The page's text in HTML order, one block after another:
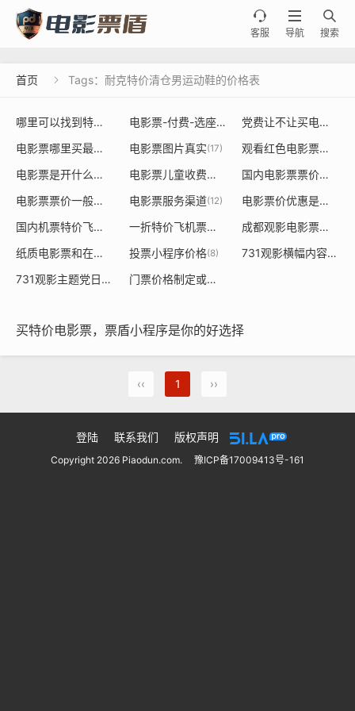

搜索

导航

客服
首页  Tags：耐克特价清仓男运动鞋的价格表
哪里可以找到特价电影票或者餐饮票的源头 (36)
电影票-付费-选座
(20) 党费让不让买电影票
电影票哪里买最便宜 (18)电影票图片真实(17)
观看红色电影票是否能用党建经费使用
电影票是开什么发票大类是什么
(15) 电影票儿童收费标准 (14)
国内电影票票价定价制定规则
电影票票价一般多少钱一张
(13)
电影票服务渠道(12)
电影票价优惠是由谁决定的依据
国内机票特价飞机票
一折特价飞机票价格表 (8) 成都观影电影票采购
纸质电影票和在线购买票价不一样 (8)
投票小程序价格(8)
731观影横幅内容标语是什么
731观影主题党日活动
(7) 门票价格制定或调整对经济
买特价电影票，票盾小程序是你的好选择
‹‹ 1 ››
登陆 联系我们 版权声明
Copyright 2026 Piaodun.com. 豫ICP备17009413号-161